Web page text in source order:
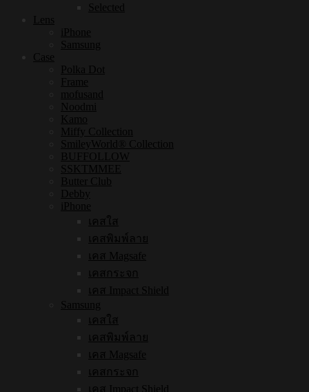
Selected
Lens
iPhone
Samsung
Case
Polka Dot
Frame
mofusand
Noodmi
Kamo
Miffy Collection
SmileyWorld® Collection
BUFFOLLOW
SSKTMMEE
Butter Club
Debby
iPhone
เคสใส
เคสพิมพ์ลาย
เคส Magsafe
เคสกระจก
เคส Impact Shield
Samsung
เคสใส
เคสพิมพ์ลาย
เคส Magsafe
เคสกระจก
เคส Impact Shield